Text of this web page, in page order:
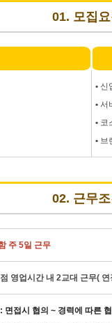
01. 모집
• 신
• 서
• 코
• 브
02. 근무조
주 5일 근무
영업시간 내 2교대 근무(
면접시 협의 ~ 경력에 따른